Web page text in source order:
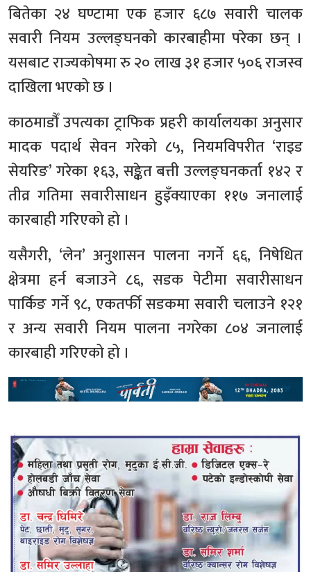
बितेका २४ घण्टामा एक हजार ६८७ सवारी चालक
सवारी नियम उल्लङ्घनको कारबाहीमा परेका छन् ।
यसबाट राज्यकोषमा रु २० लाख ३१ हजार ५०६ राजस्व
दाखिला भएको छ ।
काठमाडौँ उपत्यका ट्राफिक प्रहरी कार्यालयका अनुसार
मादक पदार्थ सेवन गरेको ८५, नियमविपरीत ‘राइड
सेयरिङ’ गरेका १६३, सङ्केत बत्ती उल्लङ्घनकर्ता १४२ र
तीव्र गतिमा सवारीसाधन हुइँक्याएका ११७ जनालाई
कारबाही गरिएको हो ।
यसैगरी, ‘लेन’ अनुशासन पालना नगर्ने ६६, निषेधित
क्षेत्रमा हर्न बजाउने ८६, सडक पेटीमा सवारीसाधन
पार्किङ गर्ने ९८, एकतर्फी सडकमा सवारी चलाउने १२१
र अन्य सवारी नियम पालना नगरेका ८०४ जनालाई
कारबाही गरिएको हो ।